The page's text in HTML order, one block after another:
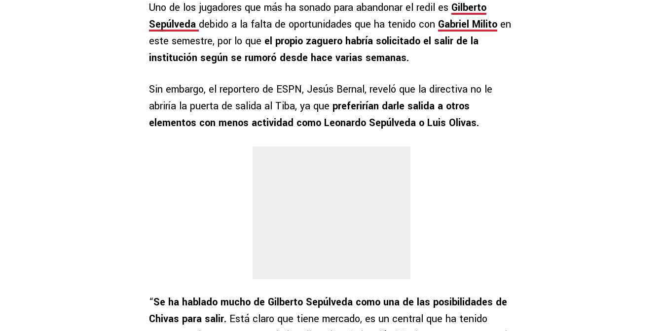
Uno de los jugadores que más ha sonado para abandonar el redil es Gilberto
Sepúlveda debido a la falta de oportunidades que ha tenido con Gabriel Milito en
este semestre, por lo que el propio zaguero habría solicitado el salir de la
institución según se rumoró desde hace varias semanas.
Sin embargo, el reportero de ESPN, Jesús Bernal, reveló que la directiva no le
abriría la puerta de salida al Tiba, ya que preferirían darle salida a otros
elementos con menos actividad como Leonardo Sepúlveda o Luis Olivas.
“Se ha hablado mucho de Gilberto Sepúlveda como una de las posibilidades de
Chivas para salir. Está claro que tiene mercado, es un central que ha tenido